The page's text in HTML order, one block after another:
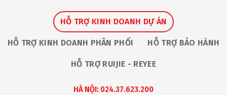
HỖ TRỢ KINH DOANH DỰ ÁN
HỖ TRỢ KINH DOANH PHÂN PHỐI HỖ TRỢ BẢO HÀNH
HỖ TRỢ RUIJIE - REYEE
HÀ NỘI: 024.37.623.200